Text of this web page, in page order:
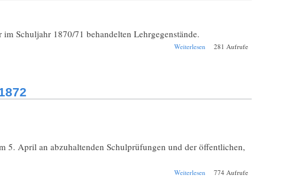
Schuljahr 1870/71 behandelten Lehrgegenstände.
Weiterlesen über Jahresbericht
281 Aufrufe
5. April an abzuhaltenden Schulprüfungen und der öffentlichen,
Weiterlesen über Schul-
774 Aufrufe